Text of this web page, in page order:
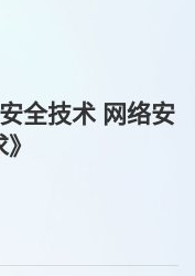
全技术 网络安